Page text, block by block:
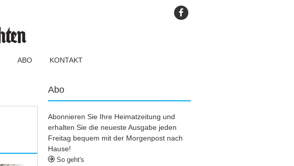
ABO KONTAKT
Abo
Abonnieren Sie Ihre Heimatzeitung und
erhalten Sie die neueste Ausgabe jeden
Freitag bequem mit der Morgenpost nach
Hause!
So geht's